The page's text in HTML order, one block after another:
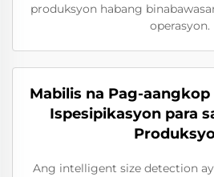
produksyon habang
operasyon.
Mabilis na Pag-
Ispesipikasyon para
Ang intelligent size detection